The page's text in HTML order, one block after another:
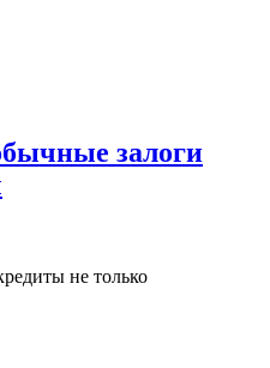
залоги
не только